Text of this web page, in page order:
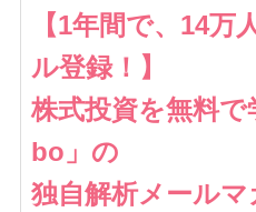
【1年間で、14万
ル登録！】
株式投資を無料
bo」の
独自解析メールマ